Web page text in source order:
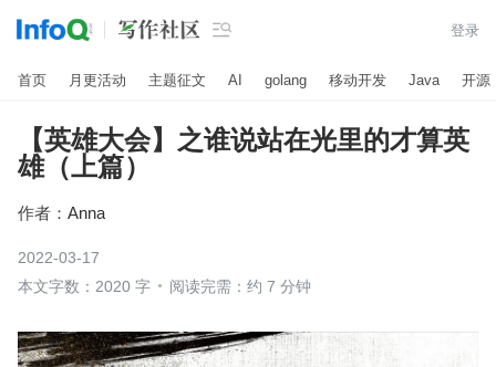
 登录
首页 月更活动 主题征文 AI golang 移动开发 Java 开源
【英雄大会】之谁说站在光里的才算英
雄（上篇）
作者： Anna
2022-03-17
本文字数：2020 字
阅读完需：约 7 分钟